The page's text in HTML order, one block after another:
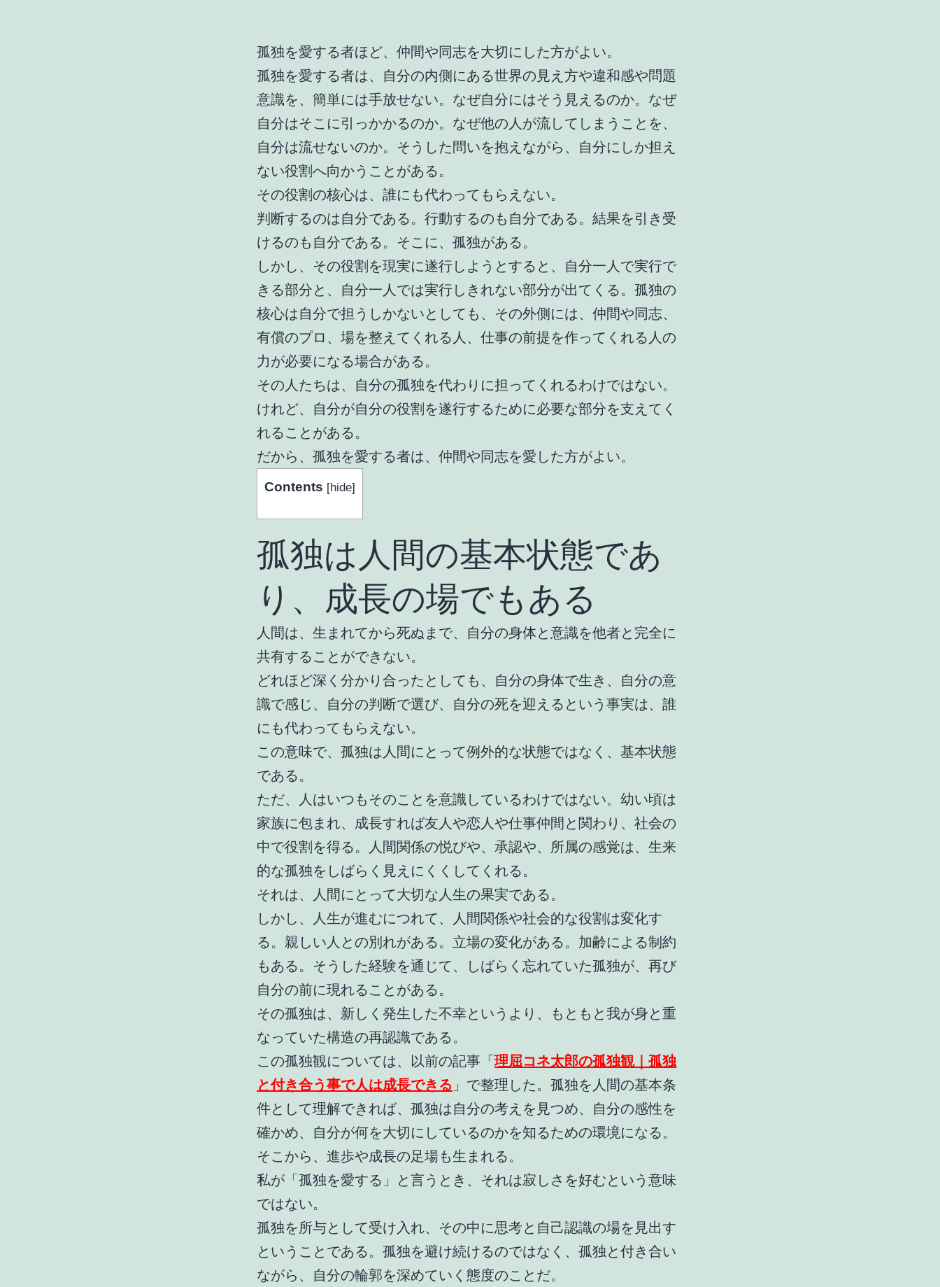
孤独を愛する者ほど、仲間や同志を大切にした方がよい。
孤独を愛する者は、自分の内側にある世界の見え方や違和感や問題
意識を、簡単には手放せない。なぜ自分にはそう見えるのか。なぜ
自分はそこに引っかかるのか。なぜ他の人が流してしまうことを、
自分は流せないのか。そうした問いを抱えながら、自分にしか担え
ない役割へ向かうことがある。
その役割の核心は、誰にも代わってもらえない。
判断するのは自分である。行動するのも自分である。結果を引き受
けるのも自分である。そこに、孤独がある。
しかし、その役割を現実に遂行しようとすると、自分一人で実行で
きる部分と、自分一人では実行しきれない部分が出てくる。孤独の
核心は自分で担うしかないとしても、その外側には、仲間や同志、
有償のプロ、場を整えてくれる人、仕事の前提を作ってくれる人の
力が必要になる場合がある。
その人たちは、自分の孤独を代わりに担ってくれるわけではない。
けれど、自分が自分の役割を遂行するために必要な部分を支えてく
れることがある。
だから、孤独を愛する者は、仲間や同志を愛した方がよい。
Contents [hide]
孤独は人間の基本状態であ
り、成長の場でもある
人間は、生まれてから死ぬまで、自分の身体と意識を他者と完全に
共有することができない。
どれほど深く分かり合ったとしても、自分の身体で生き、自分の意
識で感じ、自分の判断で選び、自分の死を迎えるという事実は、誰
にも代わってもらえない。
この意味で、孤独は人間にとって例外的な状態ではなく、基本状態
である。
ただ、人はいつもそのことを意識しているわけではない。幼い頃は
家族に包まれ、成長すれば友人や恋人や仕事仲間と関わり、社会の
中で役割を得る。人間関係の悦びや、承認や、所属の感覚は、生来
的な孤独をしばらく見えにくくしてくれる。
それは、人間にとって大切な人生の果実である。
しかし、人生が進むにつれて、人間関係や社会的な役割は変化す
る。親しい人との別れがある。立場の変化がある。加齢による制約
もある。そうした経験を通じて、しばらく忘れていた孤独が、再び
自分の前に現れることがある。
その孤独は、新しく発生した不幸というより、もともと我が身と重
なっていた構造の再認識である。
この孤独観については、以前の記事「 理屈コネ太郎の孤独観｜孤独
と付き合う事で人は成長できる 」で整理した。孤独を人間の基本条
件として理解できれば、孤独は自分の考えを見つめ、自分の感性を
確かめ、自分が何を大切にしているのかを知るための環境になる。
そこから、進歩や成長の足場も生まれる。
私が「孤独を愛する」と言うとき、それは寂しさを好むという意味
ではない。
孤独を所与として受け入れ、その中に思考と自己認識の場を見出す
ということである。孤独を避け続けるのではなく、孤独と付き合い
ながら、自分の輪郭を深めていく態度のことだ。